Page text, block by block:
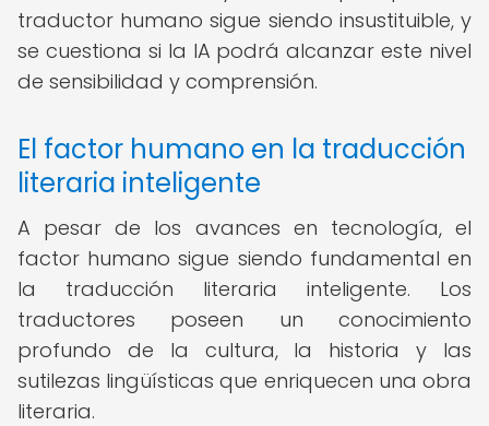
traductor humano sigue siendo insustituible, y
se cuestiona si la IA podrá alcanzar este nivel
de sensibilidad y comprensión.
El factor humano en la traducción
literaria inteligente
A pesar de los avances en tecnología, el
factor humano sigue siendo fundamental en
la traducción literaria inteligente. Los
traductores poseen un conocimiento
profundo de la cultura, la historia y las
sutilezas lingüísticas que enriquecen una obra
literaria.